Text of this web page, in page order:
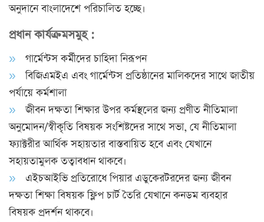
অনুদানে বাংলাদেশে পরিচালিত হচ্ছে।
প্রধান কার্যক্রমসমুহ :
গার্মেন্টস কর্মীদের চাহিদা নিরূপন
বিজিএমইএ এবং গার্মেন্টস প্রতিষ্ঠানের মালিকদের সাথে জাতীয়
পর্যায়ে কর্মশালা
জীবন দক্ষতা শিক্ষার উপর কর্মস্থলের জন্য প্রণীত নীতিমালা
অনুমোদন/স্বীকৃতি বিষয়ক সংশি­ষ্টদের সাথে সভা, যে নীতিমালা
ফ্যাক্টরীর আর্থিক সহায়তার বাস্তবায়িত হবে এবং যেখানে
সহায়তামুলক তত্বাবধান থাকবে।
এইচআইভি প্রতিরোধে পিয়ার এডুকেরটরদের জন্য জীবন
দক্ষতা শিক্ষা বিষয়ক ফ্লিপ চার্ট তৈরি যেখানে কনডম ব্যবহার
বিষয়ক প্রদর্শন থাকবে।